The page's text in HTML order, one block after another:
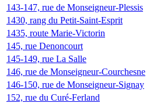
143-147, rue de Monseigneur-Plessis
1430, rang du Petit-Saint-Esprit
1435, route Marie-Victorin
145, rue Denoncourt
145-149, rue La Salle
146, rue de Monseigneur-Courchesne
146-150, rue de Monseigneur-Signay
152, rue du Curé-Ferland